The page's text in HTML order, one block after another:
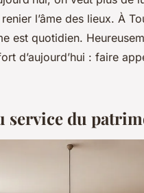
l’âme des lieux. À
est quotidien.
d’aujourd’hui : faire
service du